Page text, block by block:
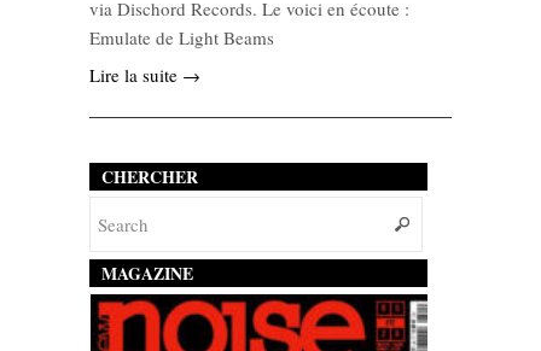
via Dischord Records. Le voici en écoute :
Emulate de Light Beams
Lire la suite →
CHERCHER
MAGAZINE